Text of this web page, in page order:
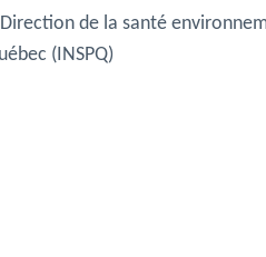
de la santé
(INSPQ)